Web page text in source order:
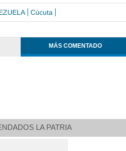
Cúcuta
MÁS COMENTADO
LA PATRIA